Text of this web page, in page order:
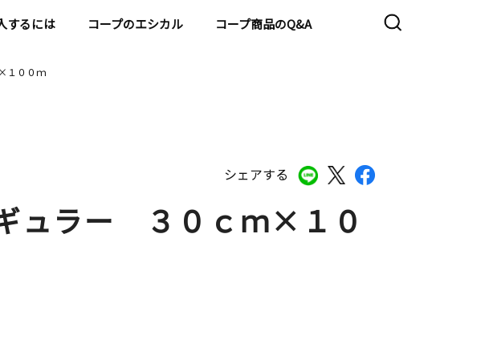
するには コープのエシカル コープ商品のQ&A
１００ｍ
シェアする
ュラー ３０ｃｍ×１０